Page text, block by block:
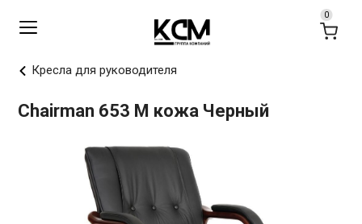
Кресла для руководителя
Chairman 653 M кожа Черный